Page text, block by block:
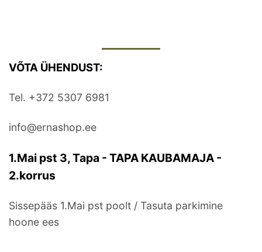
VÕTA ÜHENDUST:
Tel. +372 5307 6981
info@ernashop.ee
1.Mai pst 3, Tapa - TAPA KAUBAMAJA -
2.korrus
Sissepääs 1.Mai pst poolt / Tasuta parkimine
hoone ees